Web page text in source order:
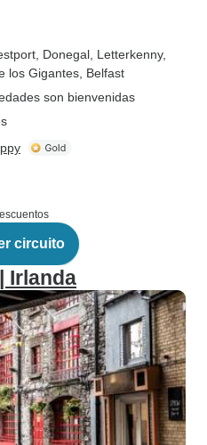
, Donegal , Letterkenny,
los Gigantes , Belfast
son bienvenidas
circuito
Irlanda